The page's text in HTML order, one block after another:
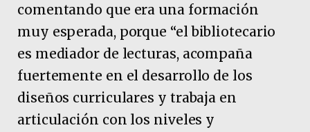
comentando que era una formación
muy esperada, porque “el bibliotecario
es mediador de lecturas, acompaña
fuertemente en el desarrollo de los
diseños curriculares y trabaja en
articulación con los niveles y